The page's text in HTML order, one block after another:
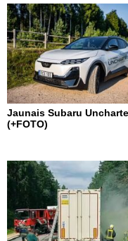
Jaunais Subaru
(+FOTO)